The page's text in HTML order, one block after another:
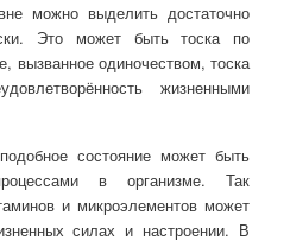
можно выделить достаточно
Это может быть тоска по
вызванное одиночеством, тоска
жизненными
состояние может быть
в организме. Так
и микроэлементов может
силах и настроении. В